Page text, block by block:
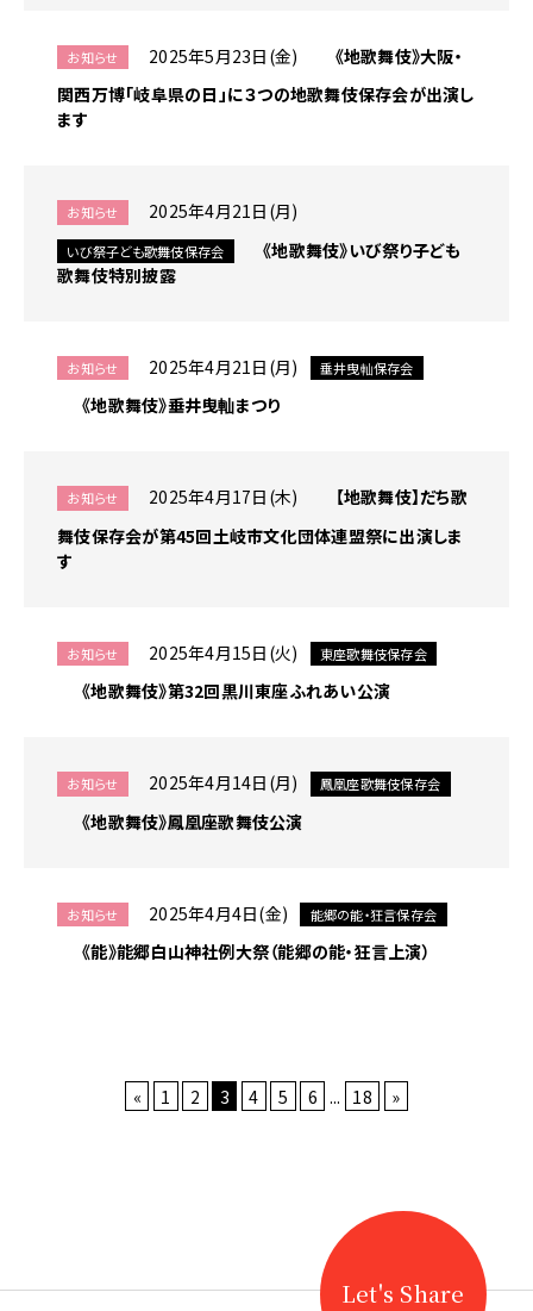
お知らせ 2025年5月23日(金)
《地歌舞伎》大阪・
関西万博「岐阜県の日」に３つの地歌舞伎保存会が出演し
ます
お知らせ 2025年4月21日(月)
いび祭子ども歌舞伎保存会
《地歌舞伎》いび祭り子ども
歌舞伎特別披露
お知らせ 2025年4月21日(月) 垂井曳軕保存会
《地歌舞伎》垂井曳軕まつり
お知らせ 2025年4月17日(木)
【地歌舞伎】だち歌
舞伎保存会が第45回土岐市文化団体連盟祭に出演しま
す
お知らせ 2025年4月15日(火) 東座歌舞伎保存会
《地歌舞伎》第32回黒川東座ふれあい公演
お知らせ 2025年4月14日(月) 鳳凰座歌舞伎保存会
《地歌舞伎》鳳凰座歌舞伎公演
お知らせ 2025年4月4日(金) 能郷の能・狂言保存会
《能》能郷白山神社例大祭（能郷の能・狂言上演）
« 1 2 3 4 5 6 ... 18 »
Let's Share